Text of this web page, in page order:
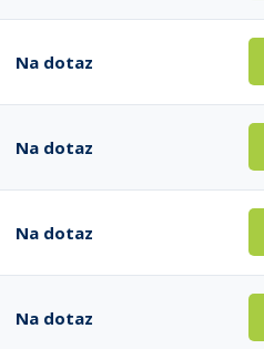
Na dotaz
Na dotaz
Na dotaz
Na dotaz